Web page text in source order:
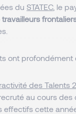
du STATEC, le
ont profondément
des Talents
au cours des
cette